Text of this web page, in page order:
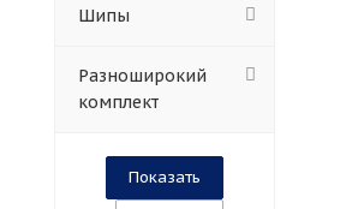
Шипы
Разноширокий
комплект